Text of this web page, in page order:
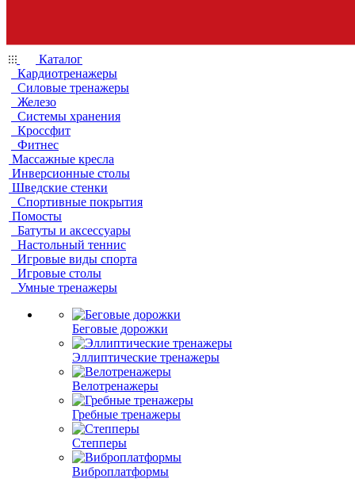
Каталог
Кардиотренажеры
Силовые тренажеры
Железо
Системы хранения
Кроссфит
Фитнес
Массажные кресла
Инверсионные столы
Шведские стенки
Спортивные покрытия
Помосты
Батуты и аксессуары
Настольный теннис
Игровые виды спорта
Игровые столы
Умные тренажеры
Беговые дорожки
Эллиптические тренажеры
Велотренажеры
Гребные тренажеры
Степперы
Виброплатформы